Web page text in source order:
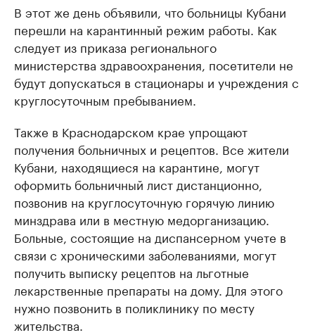
В этот же день объявили, что больницы Кубани
перешли на карантинный режим работы. Как
следует из приказа регионального
министерства здравоохранения, посетители не
будут допускаться в стационары и учреждения с
круглосуточным пребыванием.
Также в Краснодарском крае упрощают
получения больничных и рецептов. Все жители
Кубани, находящиеся на карантине, могут
оформить больничный лист дистанционно,
позвонив на круглосуточную горячую линию
минздрава или в местную медорганизацию.
Больные, состоящие на диспансерном учете в
связи с хроническими заболеваниями, могут
получить выписку рецептов на льготные
лекарственные препараты на дому. Для этого
нужно позвонить в поликлинику по месту
жительства.